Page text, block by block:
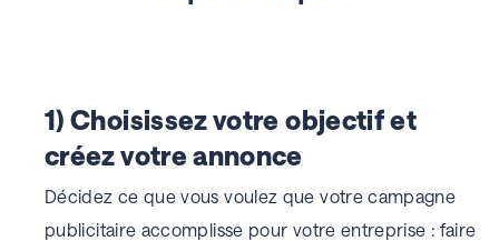
1) Choisissez votre objectif et
créez votre annonce
Décidez ce que vous voulez que votre campagne
publicitaire accomplisse pour votre entreprise : faire